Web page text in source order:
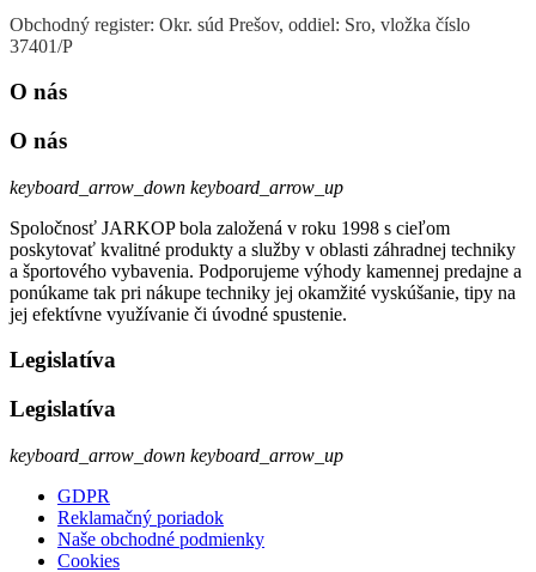
Obchodný register: Okr. súd Prešov, oddiel: Sro, vložka číslo
37401/P
O nás
O nás
keyboard_arrow_down keyboard_arrow_up
Spoločnosť JARKOP bola založená v roku 1998 s cieľom
poskytovať kvalitné produkty a služby v oblasti záhradnej techniky
a športového vybavenia. Podporujeme výhody kamennej predajne a
ponúkame tak pri nákupe techniky jej okamžité vyskúšanie, tipy na
jej efektívne využívanie či úvodné spustenie.
Legislatíva
Legislatíva
keyboard_arrow_down keyboard_arrow_up
GDPR
Reklamačný poriadok
Naše obchodné podmienky
Cookies